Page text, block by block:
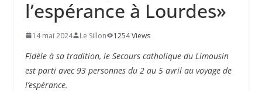
l’espérance à Lourdes»
14 mai 2024 Le Sillon 1254 Views
Fidèle à sa tradition, le Secours catholique du Limousin
est parti avec 93 personnes du 2 au 5 avril au voyage de
l’espérance.